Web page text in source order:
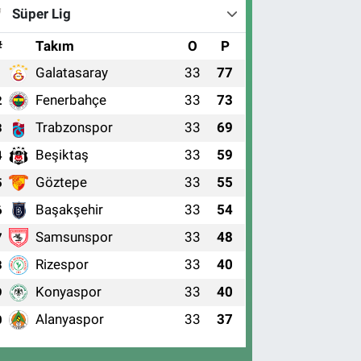
Süper Lig
Takım O P
Galatasaray 33 77
Fenerbahçe 33 73
Trabzonspor 33 69
Beşiktaş 33 59
Göztepe 33 55
Başakşehir 33 54
Samsunspor 33 48
Rizespor 33 40
Konyaspor 33 40
Alanyaspor 33 37